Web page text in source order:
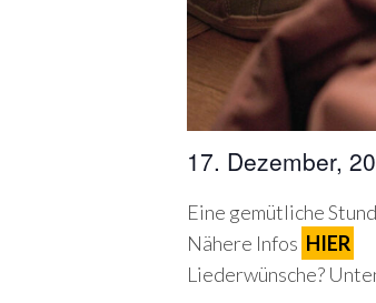
17. Dezember,
Eine gemütliche
Nähere Infos HIER
Liederwünsche?